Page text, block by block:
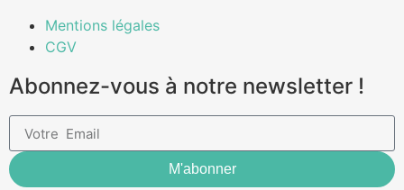
Mentions légales
CGV
Abonnez-vous à notre newsletter !
M'abonner